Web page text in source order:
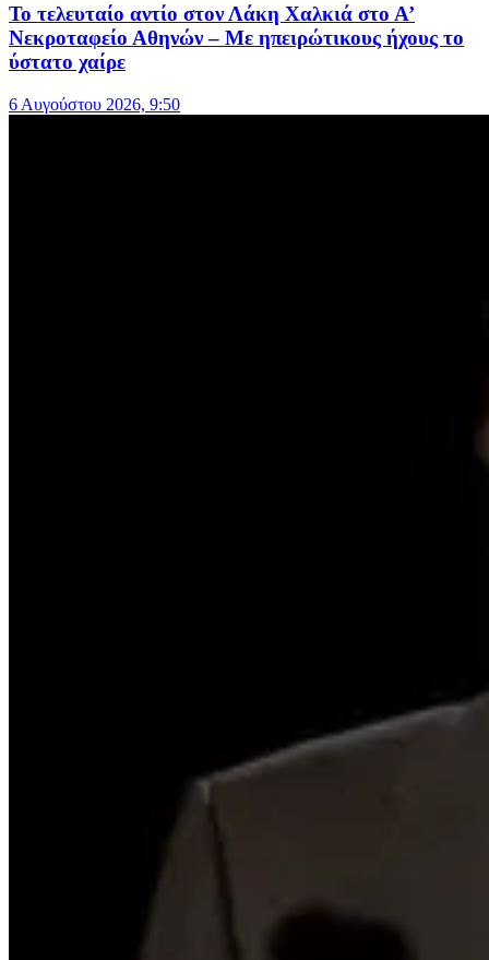
Το τελευταίο αντίο στον Λάκη Χαλκιά στο Α’
Νεκροταφείο Αθηνών – Με ηπειρώτικους ήχους το
ύστατο χαίρε
6 Αυγούστου 2026, 9:50